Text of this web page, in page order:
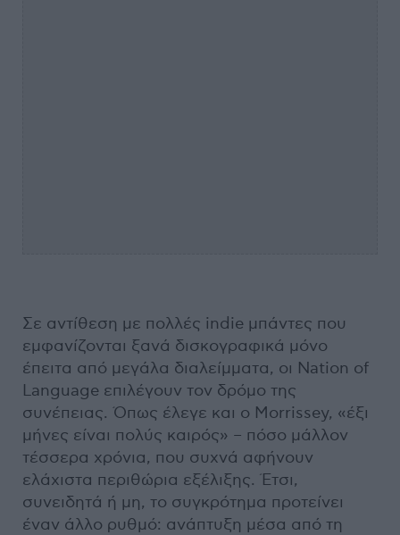
Σε αντίθεση με πολλές indie μπάντες που
εμφανίζονται ξανά δισκογραφικά μόνο
έπειτα από μεγάλα διαλείμματα, οι Nation of
Language επιλέγουν τον δρόμο της
συνέπειας. Όπως έλεγε και ο Morrissey, «έξι
μήνες είναι πολύς καιρός» – πόσο μάλλον
τέσσερα χρόνια, που συχνά αφήνουν
ελάχιστα περιθώρια εξέλιξης. Έτσι,
συνειδητά ή μη, το συγκρότημα προτείνει
έναν άλλο ρυθμό: ανάπτυξη μέσα από τη